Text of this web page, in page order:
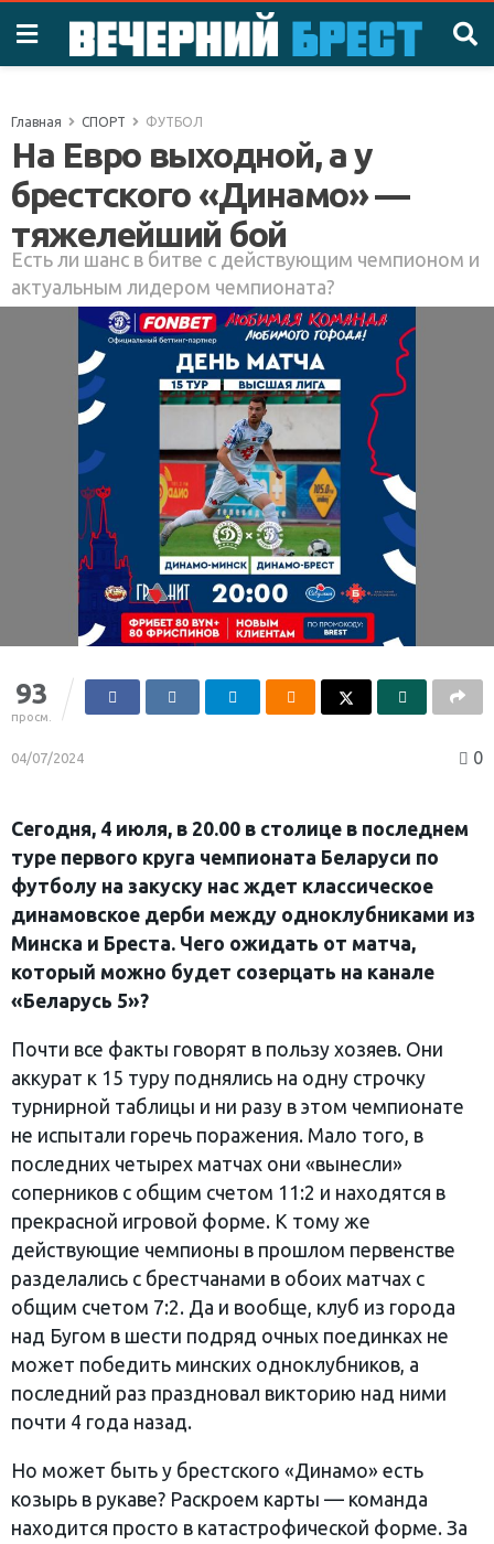
Главная СПОРТ ФУТБОЛ
На Евро выходной, а у
брестского «Динамо» —
тяжелейший бой
Есть ли шанс в битве с действующим чемпионом и
актуальным лидером чемпионата?
93
просм.
04/07/2024 0
Сегодня, 4 июля, в 20.00 в столице в последнем
туре первого круга чемпионата Беларуси по
футболу на закуску нас ждет классическое
динамовское дерби между одноклубниками из
Минска и Бреста. Чего ожидать от матча,
который можно будет созерцать на канале
«Беларусь 5»?
Почти все факты говорят в пользу хозяев. Они
аккурат к 15 туру поднялись на одну строчку
турнирной таблицы и ни разу в этом чемпионате
не испытали горечь поражения. Мало того, в
последних четырех матчах они «вынесли»
соперников с общим счетом 11:2 и находятся в
прекрасной игровой форме. К тому же
действующие чемпионы в прошлом первенстве
разделались с брестчанами в обоих матчах с
общим счетом 7:2. Да и вообще, клуб из города
над Бугом в шести подряд очных поединках не
может победить минских одноклубников, а
последний раз праздновал викторию над ними
почти 4 года назад.
Но может быть у брестского «Динамо» есть
козырь в рукаве? Раскроем карты — команда
находится просто в катастрофической форме. За